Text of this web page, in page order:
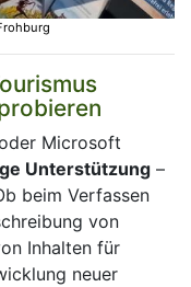
Microsoft
Unterstützung –
beim Verfassen
von
Inhalten für
neuer